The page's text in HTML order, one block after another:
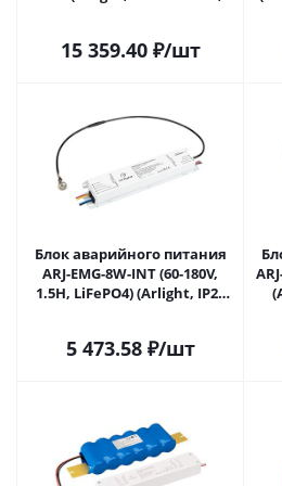
15 359.40₽/шт
Блок аварийного питания
ARJ-EMG-8W-INT (60-180V,
1.5H, LiFePO4) (Arlight, IP20
5 473.58₽/шт